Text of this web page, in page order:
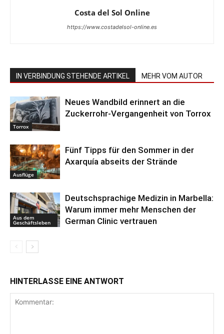
Costa del Sol Online
https://www.costadelsol-online.es
IN VERBINDUNG STEHENDE ARTIKEL MEHR VOM AUTOR
Torrox
Neues Wandbild erinnert an die
Zuckerrohr-Vergangenheit von Torrox
Ausflüge
Fünf Tipps für den Sommer in der
Axarquía abseits der Strände
Aus dem
Geschäftsleben
Deutschsprachige Medizin in Marbella:
Warum immer mehr Menschen der
German Clinic vertrauen
HINTERLASSE EINE ANTWORT